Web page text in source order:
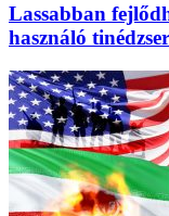
Lassabban
használó